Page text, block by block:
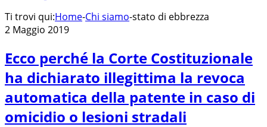
Ti trovi qui:Home-Chi siamo-stato di ebbrezza
2 Maggio 2019
Ecco perché la Corte Costituzionale
ha dichiarato illegittima la revoca
automatica della patente in caso di
omicidio o lesioni stradali